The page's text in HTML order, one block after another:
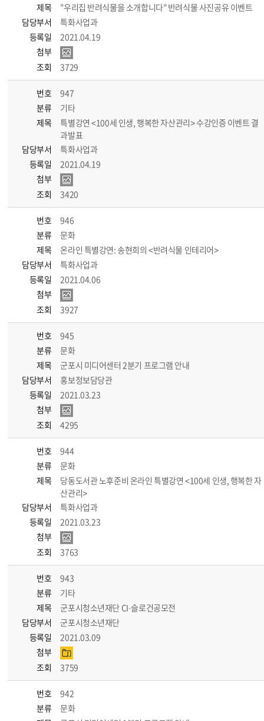
제목
"우리집 반려식물을 소개합니다" 반려식물 사진공유 이벤트
담당부서
특화사업과
등록일
2021.04.19
첨부
조회
3729
번호
947
분류
기타
제목
특별강연 <100세 인생, 행복한 자산관리> 수강인증 이벤트 결
과발표
담당부서
특화사업과
등록일
2021.04.19
첨부
조회
3420
번호
946
분류
문화
제목
온라인 특별강연: 송현희의 <반려식물 인테리어>
담당부서
특화사업과
등록일
2021.04.06
첨부
조회
3927
번호
945
분류
문화
제목
군포시 미디어센터 2분기 프로그램 안내
담당부서
홍보정보담당관
등록일
2021.03.23
첨부
조회
4295
번호
944
분류
문화
제목
당동도서관 노후준비 온라인 특별강연 <100세 인생, 행복한 자
산관리>
담당부서
특화사업과
등록일
2021.03.23
첨부
조회
3763
번호
943
분류
기타
제목
군포시청소년재단 CI·슬로건공모전
담당부서
군포시청소년재단
등록일
2021.03.09
첨부
조회
3759
번호
942
분류
문화